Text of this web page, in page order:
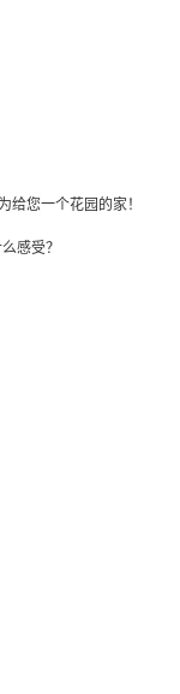
给您一个花园的家！
感受？